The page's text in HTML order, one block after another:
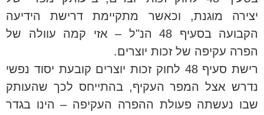
יצירה מוגנת, וכאשר מתקיימת דרישת הידיעה
הקבועה בסעיף 48 הנ"ל – אזי קמה עוולה של
הפרה עקיפה של זכות יוצרים.
רישת סעיף 48 לחוק זכות יוצרים קובעת יסוד נפשי
נדרש אצל המפר העקיף, בהתייחס לכך שהעותק
שבו נעשתה פעולת ההפרה העקיפה – הינו בגדר